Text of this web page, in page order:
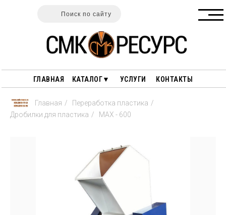
КАТАЛОГ▼
ГЛАВНАЯ
ПЕРЕРАБОТКА ДРЕВЕСИНЫ
УСЛУГИ
ГАРАНТИИ
КОНТАКТЫ
ПОЛЕЗНЫЕ СТАТЬИ
Поиск по сайту
Главная / Переработка пластика /
Дробилки для пластика / MAX - 600